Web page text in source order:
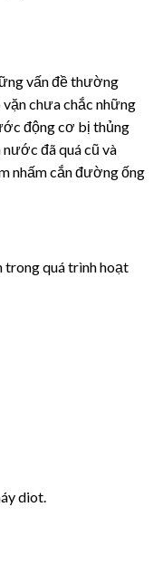
vấn đề thường
chưa chắc những
động cơ bị thủng
đã quá cũ và
nhấm cắn đường ống
trong quá trình hoạt
diot.